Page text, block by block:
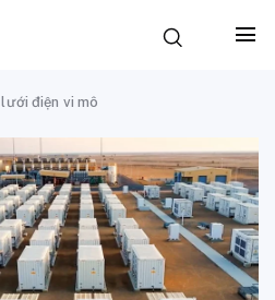
lưới điện vi mô